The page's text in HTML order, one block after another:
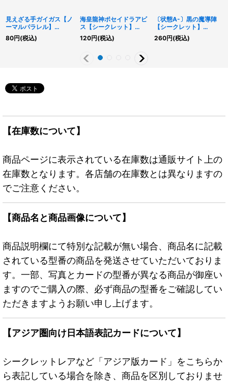
見えざる手ガイガス【ノ
ーマルパラレル】
{DBPR-JP004}《モン
スター》
80円(税込)
海皇龍神ポセイドラアビ
ス【シークレット】
{25LP-JP012}《エクシ
ーズ》
120円(税込)
〔状態A-〕黒の魔導陣
【シークレット】
{QCCU-JP009}《魔
法》
260円(税込)
【在庫数について】
商品ページに表示されている在庫数は通販サイト上の
在庫数となります。各店舗の在庫数とは異なりますの
でご注意ください。
【商品名と商品画像について】
商品説明欄にて特別な記載が無い場合、商品名に記載
されている型番の商品を発送させていただいておりま
す。一部、写真とカードの型番が異なる商品が御座い
ますのでご購入の際、必ず商品の型番をご確認してい
ただきますようお願い申し上げます。
【アジア圏向け日本語表記カードについて】
シークレットレアなど「アジア版カード」をこちらか
ら表記している場合を除き、商品を区別しておりませ